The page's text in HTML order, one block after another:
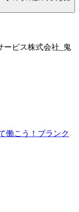
ービス株式会社_鬼
働こう！ブランク